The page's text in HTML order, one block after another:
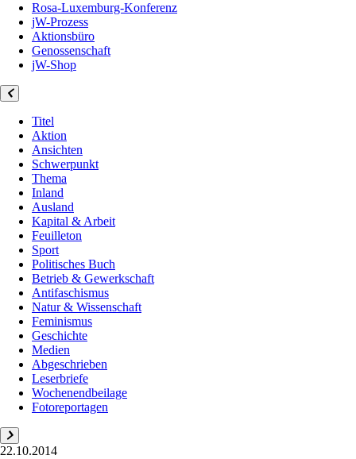
Rosa-Luxemburg-Konferenz
jW-Prozess
Aktionsbüro
Genossenschaft
jW-Shop
Titel
Aktion
Ansichten
Schwerpunkt
Thema
Inland
Ausland
Kapital & Arbeit
Feuilleton
Sport
Politisches Buch
Betrieb & Gewerkschaft
Antifaschismus
Natur & Wissenschaft
Feminismus
Geschichte
Medien
Abgeschrieben
Leserbriefe
Wochenendbeilage
Fotoreportagen
22.10.2014